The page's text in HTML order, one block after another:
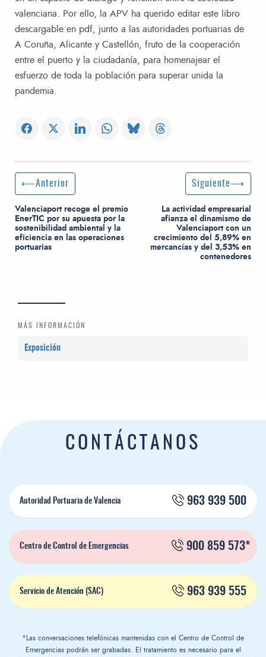
valenciana. Por ello, la APV ha querido editar este libro
descargable en pdf, junto a las autoridades portuarias de
A Coruña, Alicante y Castellón, fruto de la cooperación
entre el puerto y la ciudadanía, para homenajear el
esfuerzo de toda la población para superar unida la
pandemia.
Navegación de entradas
Entrada anterior:
Anterior
Valenciaport recoge el premio
EnerTIC por su apuesta por la
sostenibilidad ambiental y la
eficiencia en las operaciones
portuarias
Siguiente entrada
Siguiente
La actividad empresarial
afianza el dinamismo de
Valenciaport con un
crecimiento del 5,89% en
mercancías y del 3,53% en
contenedores
MÁS INFORMACIÓN
Exposición
CONTÁCTANOS
Autoridad Portuaria de Valencia 963 939 500
Centro de Control de Emergencias 900 859 573*
Servicio de Atención (SAC) 963 939 555
*Las conversaciones telefónicas mantenidas con el Centro de Control de
Emergencias podrán ser grabadas. El tratamiento es necesario para el